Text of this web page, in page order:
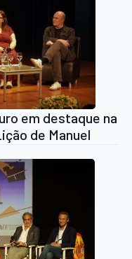
em destaque na
de Manuel